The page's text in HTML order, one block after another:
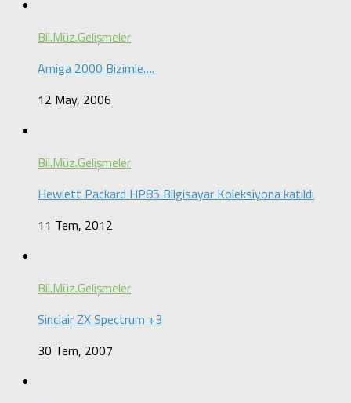
Bil.Müz.Gelişmeler
Amiga 2000 Bizimle….
12 May, 2006
Bil.Müz.Gelişmeler
Hewlett Packard HP85 Bilgisayar Koleksiyona katıldı
11 Tem, 2012
Bil.Müz.Gelişmeler
Sinclair ZX Spectrum +3
30 Tem, 2007